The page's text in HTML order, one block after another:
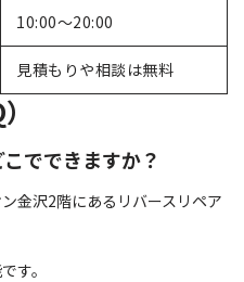
10:00～20:00
見積もりや相談は無料
でできますか？
金沢2階にあるリバースリペア
す。